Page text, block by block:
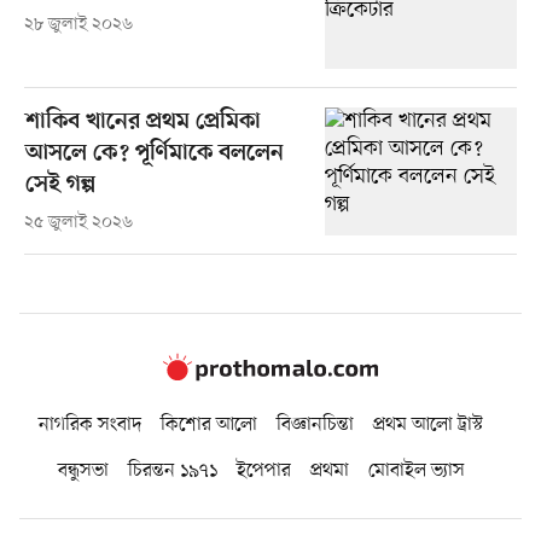
২৮ জুলাই ২০২৬
শাকিব খানের প্রথম প্রেমিকা
আসলে কে? পূর্ণিমাকে বললেন
সেই গল্প
২৫ জুলাই ২০২৬
নাগরিক সংবাদ কিশোর আলো বিজ্ঞানচিন্তা
প্রথম আলো ট্রাস্ট
বন্ধুসভা
চিরন্তন ১৯৭১ ইপেপার প্রথমা মোবাইল ভ্যাস